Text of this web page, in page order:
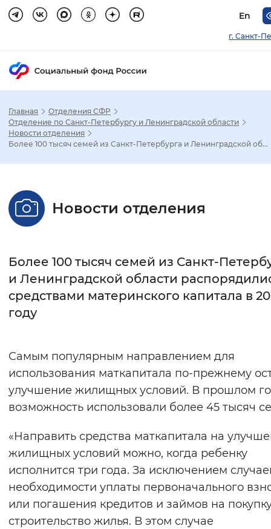
En
г. Санкт-
Настройка режима отображения
Стандартный Увеличенный
Без засечек С засечками
Интервал между буквами
Монохромный Инверсивный
Синий фон
Изображения
Включены Выключены
Звуковой ассистент
Воспроизвести Остановить
Главная
Отделения СФР
Отделение по Санкт-Петербургу и Ленинградской области
Новости отделения
Более 100 тысяч семей из Санкт-Петербурга и Ленинградской об...
Новости отделения
Более 100 тысяч семей из Санкт-
и Ленинградской области
средствами материнского капитала в
году
Самым популярным направлением для
использования маткапитала по-прежнему
улучшение жилищных условий. В прошлом
возможность использовали более 45 тысяч
«Направить средства маткапитала на
жилищных условий можно, когда ребенку
исполнится три года. За исключением
необходимости уплаты первоначального
или погашения кредитов и займов на
строительство жилья. В этом случае